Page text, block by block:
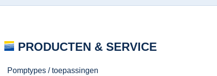
PRODUCTEN & SERVICE
Pomptypes / toepassingen